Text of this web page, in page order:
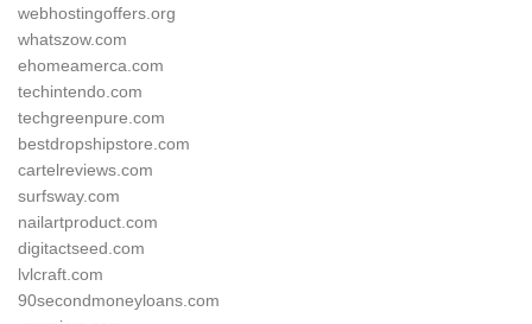
webhostingoffers.org
whatszow.com
ehomeamerca.com
techintendo.com
techgreenpure.com
bestdropshipstore.com
cartelreviews.com
surfsway.com
nailartproduct.com
digitactseed.com
lvlcraft.com
90secondmoneyloans.com